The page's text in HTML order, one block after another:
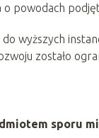
powodach
wyższych
zostało
sporu